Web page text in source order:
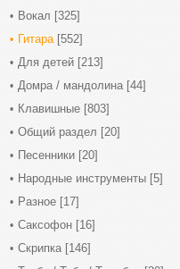
Вокал [325]
Гитара [552]
Для детей [213]
Домра / мандолина [44]
Клавишные [803]
Общий раздел [20]
Песенники [20]
Народные инструменты [5]
Разное [17]
Саксофон [16]
Скрипка [146]